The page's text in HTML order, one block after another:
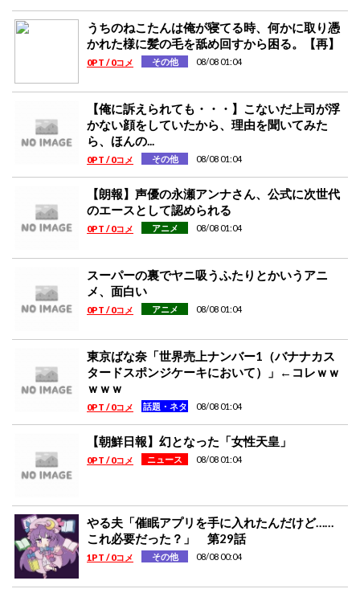
うちのねこたんは俺が寝てる時、何かに取り憑
かれた様に髪の毛を舐め回すから困る。【再】
0PT / 0コメ その他 08/08 01:04
【俺に訴えられても・・・】こないだ上司が浮
かない顔をしていたから、理由を聞いてみた
ら、ほんの...
0PT / 0コメ その他 08/08 01:04
【朗報】声優の永瀬アンナさん、公式に次世代
のエースとして認められる
0PT / 0コメ アニメ 08/08 01:04
スーパーの裏でヤニ吸うふたりとかいうアニ
メ、面白い
0PT / 0コメ アニメ 08/08 01:04
東京ばな奈「世界売上ナンバー1（バナナカス
タードスポンジケーキにおいて）」←コレｗｗ
ｗｗｗ
0PT / 0コメ 話題・ネタ 08/08 01:04
【朝鮮日報】幻となった「女性天皇」
0PT / 0コメ ニュース 08/08 01:04
やる夫「催眠アプリを手に入れたんだけど……
これ必要だった？」 第29話
1PT / 0コメ その他 08/08 00:04